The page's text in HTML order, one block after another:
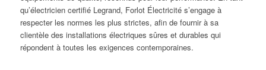
qu’électricien certifié Legrand, Forlot Électricité s’engage à
respecter les normes les plus strictes, afin de fournir à sa
clientèle des installations électriques sûres et durables qui
répondent à toutes les exigences contemporaines.